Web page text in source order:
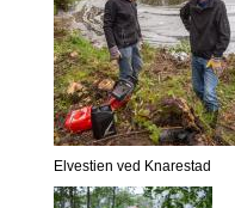
Elvestien ved Knarestad